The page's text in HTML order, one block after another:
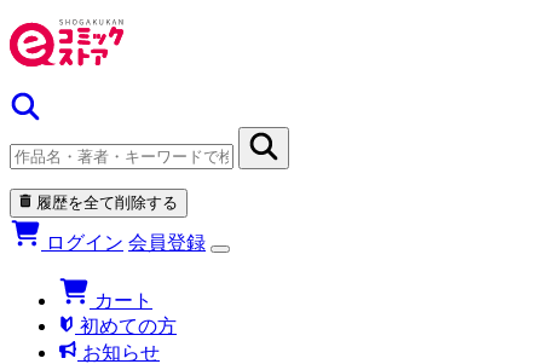
履歴を全て削除する
ログイン 会員登録
カート
初めての方
お知らせ